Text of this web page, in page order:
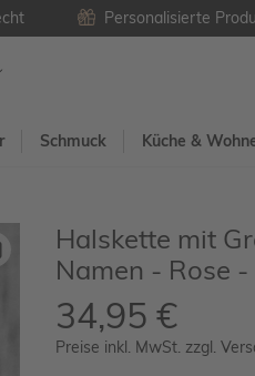
Personalisierte
Schmuck Küche &
Halskette mit
Namen - Rose
34,95 €
Preise inkl. MwSt. zzgl.